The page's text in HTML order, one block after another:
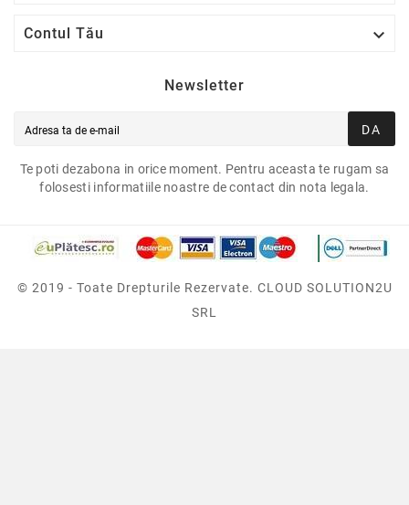
Contul Tău 
Newsletter
DA
Te poti dezabona in orice moment. Pentru aceasta te rugam sa
folosesti informatiile noastre de contact din nota legala.
© 2019 - Toate Drepturile Rezervate. CLOUD SOLUTION2U
SRL